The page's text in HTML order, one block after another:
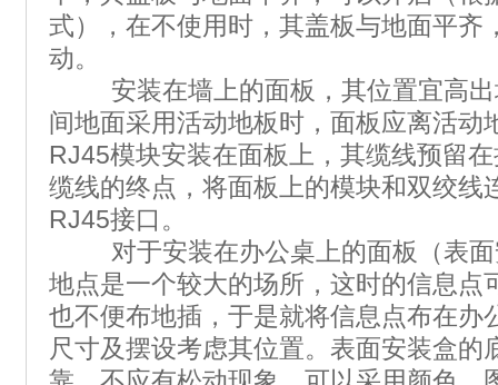
式），在不使用时，其盖板与地面平齐
动。
安装在墙上的面板，其位置宜高出
间地面采用活动地板时，面板应离活动
RJ45模块安装在面板上，其缆线预留
缆线的终点，将面板上的模块和双绞线
RJ45接口。
对于安装在办公桌上的面板（表面
地点是一个较大的场所，这时的信息点
也不便布地插，于是就将信息点布在办
尺寸及摆设考虑其位置。表面安装盒的